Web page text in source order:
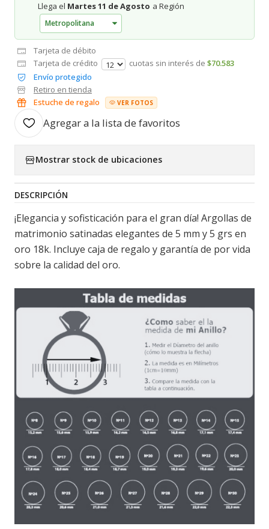
Llega el Martes 11 de Agosto a Región
Tarjeta de débito
Tarjeta de crédito
cuotas sin interés de $70.583
Envío protegido
Retiro en tienda
Estuche de regalo
VER FOTOS
Agregar a la lista de favoritos
Mostrar stock de ubicaciones
DESCRIPCIÓN
¡Elegancia y sofisticación para el gran día! Argollas de
matrimonio satinadas elegantes de 5 mm y 5 grs en
oro 18k. Incluye caja de regalo y garantía de por vida
sobre la calidad del oro.